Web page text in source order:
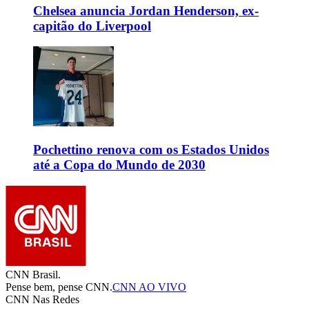
Chelsea anuncia Jordan Henderson, ex-
capitão do Liverpool
Pochettino renova com os Estados Unidos
até a Copa do Mundo de 2030
CNN Brasil.
Pense bem, pense CNN.CNN AO VIVO
CNN Nas Redes